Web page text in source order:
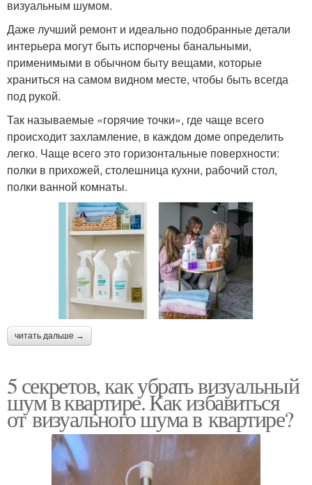
визуальным шумом.
Даже лучший ремонт и идеально подобранные детали
интерьера могут быть испорчены банальными,
применимыми в обычном быту вещами, которые
храниться на самом видном месте, чтобы быть всегда
под рукой.
Так называемые «горячие точки», где чаще всего
происходит захламление, в каждом доме определить
легко. Чаще всего это горизонтальные поверхности:
полки в прихожей, столешница кухни, рабочий стол,
полки ванной комнаты.
читать дальше →
5 секретов, как убрать визуальный
шум в квартире. Как избавиться
от визуального шума в квартире?